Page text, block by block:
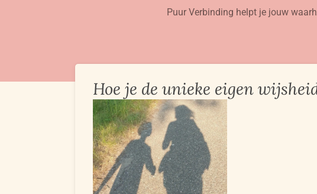
Puur Verbinding helpt je jouw
Hoe je de unieke eigen